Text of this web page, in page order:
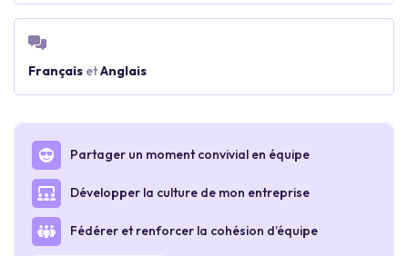
Français etAnglais
Partager un moment convivial en équipe
Développer la culture de mon entreprise
Fédérer et renforcer la cohésion d’équipe